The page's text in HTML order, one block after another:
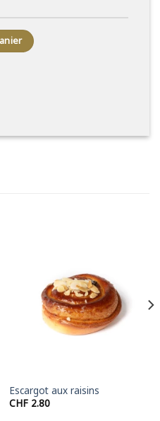
Escargot aux raisins
CHF2.80